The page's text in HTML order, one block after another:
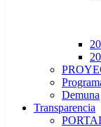
Demuna
Transparencia